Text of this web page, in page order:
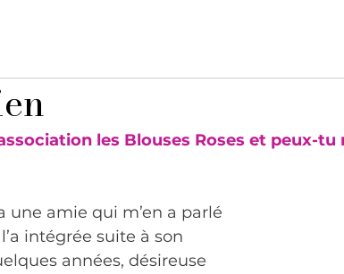
les Blouses Roses et peux-tu
une amie qui m’en a parlé
intégrée suite à son
années, désireuse